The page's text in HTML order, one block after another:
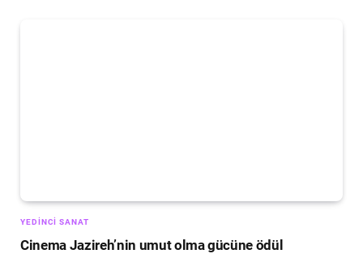
YEDINCI SANAT
Cinema Jazireh’nin umut olma gücüne ödül